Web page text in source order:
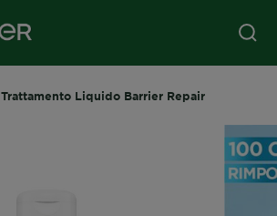
Trattamento Liquido Barrier Repair